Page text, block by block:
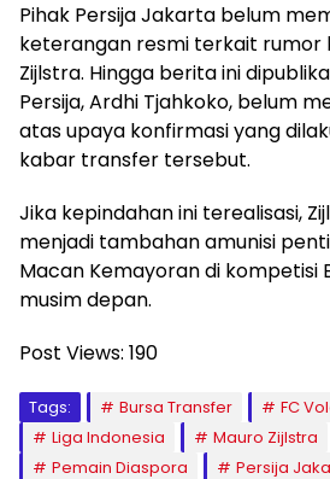
Pihak Persija Jakarta belum
keterangan resmi terkait rumor
Zijlstra. Hingga berita ini
Persija, Ardhi Tjahkoko, belum
atas upaya konfirmasi yang
kabar transfer tersebut.
Jika kepindahan ini terealisasi,
menjadi tambahan amunisi
Macan Kemayoran di kompetisi
musim depan.
Post Views: 190
Tags: Bursa Transfer
FC
Liga Indonesia
Mauro Zijlstra
Pemain Diaspora
Persija